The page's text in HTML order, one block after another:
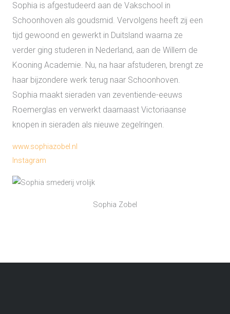
Sophia is afgestudeerd aan de Vakschool in
Schoonhoven als goudsmid. Vervolgens heeft zij een
tijd gewoond en gewerkt in Duitsland waarna ze
verder ging studeren in Nederland, aan de Willem de
Kooning Academie. Nu, na haar afstuderen, brengt ze
haar bijzondere werk terug naar Schoonhoven.
Sophia maakt sieraden van zeventiende-eeuws
Roemerglas en verwerkt daarnaast Victoriaanse
knopen in sieraden als nieuwe zegelringen.
www.sophiazobel.nl
Instagram
Sophia Zobel